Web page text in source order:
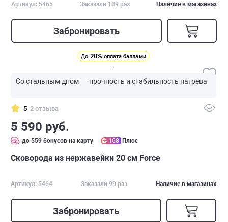
Артикул: 5465 Заказали 109 раз Наличие в магазинах
Забронировать
До 20% оплата баллами
Со стальным дном — прочность и стабильность нагрева
5 2 отзыва
5 590 руб.
до 559 бонусов на карту 168 Плюс
Сковорода из нержавейки 20 см Force
Артикул: 5464 Заказали 99 раз Наличие в магазинах
Забронировать